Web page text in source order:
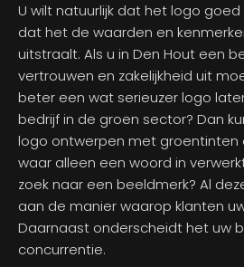
U wilt natuurlijk dat het logo
dat het de waarden en
uitstraalt. Als u in Den Hout een
vertrouwen en zakelijkheid uit
beter een wat serieuzer logo
bedrijf in de groen sector? Dan
logo ontwerpen met groentinten
waar alleen een woord in
zoek naar een beeldmerk? Al
aan de manier waarop klanten
Daarnaast onderscheidt het uw
concurrentie.